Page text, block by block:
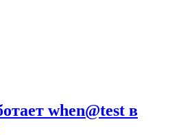
when@test в